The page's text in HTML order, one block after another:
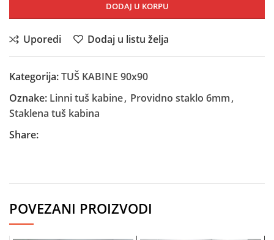
DODAJ U KORPU
Uporedi Dodaj u listu želja
Kategorija:TUŠ KABINE 90x90
Oznake: Linni tuš kabine, Providno staklo 6mm,
Staklena tuš kabina
Share:
POVEZANI PROIZVODI